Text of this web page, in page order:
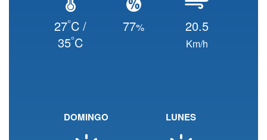
27°C /
35°C
77% 20.5
Km/h
DOMINGO LUNES